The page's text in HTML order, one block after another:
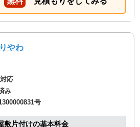
やわ
応
み
号
敷片付けの基本料金